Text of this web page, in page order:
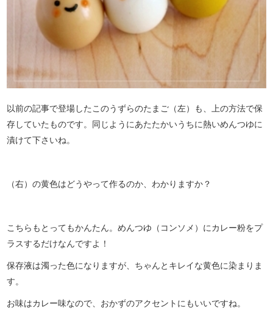
以前の記事で登場したこのうずらのたまご（左）も、上の方法で保
存していたものです。同じようにあたたかいうちに熱いめんつゆに
漬けて下さいね。
（右）の黄色はどうやって作るのか、わかりますか？
こちらもとってもかんたん。めんつゆ（コンソメ）にカレー粉をプ
ラスするだけなんですよ！
保存液は濁った色になりますが、ちゃんとキレイな黄色に染まりま
す。
お味はカレー味なので、おかずのアクセントにもいいですね。